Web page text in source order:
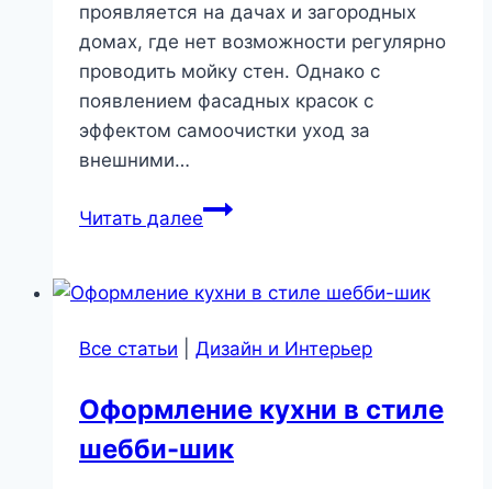
проявляется на дачах и загородных
домах, где нет возможности регулярно
проводить мойку стен. Однако с
появлением фасадных красок с
эффектом самоочистки уход за
внешними…
Читать далееФасадная
эффектом
чистый
без
мытья
Все статьи Дизайн и Интерьер
Оформление кухни в стиле
шебби-шик